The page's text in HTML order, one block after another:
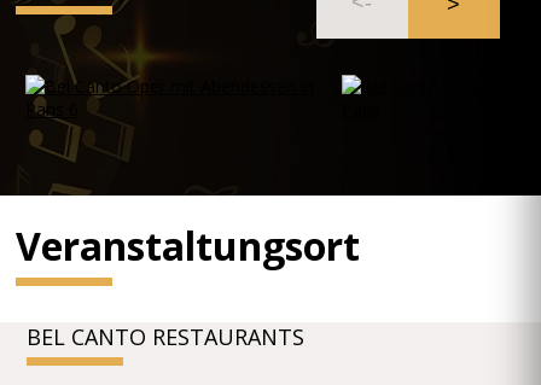
Veranstaltungsort
BEL CANTO RESTAURANTS